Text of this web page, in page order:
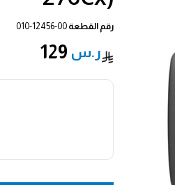
رقم القطعة 010-12456-00
129